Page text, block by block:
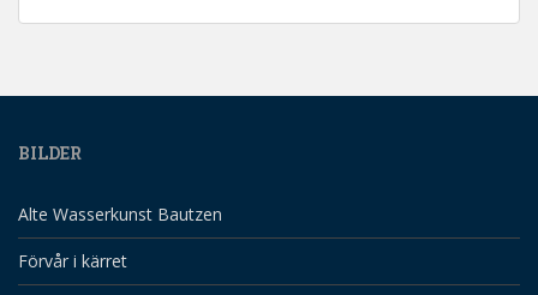
BILDER
Alte Wasserkunst Bautzen
Förvår i kärret